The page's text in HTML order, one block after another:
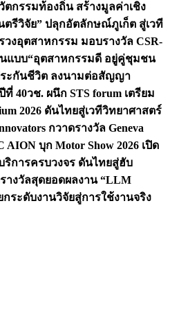
กรรมท้องถิ่น สร้างมูลค่าเชิง
ตรีวิจัย” ปลุกอัตลักษณ์ภูเก็ต สู่เวที
วงอุตสาหกรรม มอบรางวัล CSR-
นแบบ“อุตสาหกรรมดี อยู่คู่ชุมชน
ะกันชีวิต ลงนามต่อสัญญา
ที่ 40วช. ผนึก STS forum เตรียม
2026 ดันไทยสู่เวทีวิทยาศาสตร์
กวาดรางวัล Geneva
AION บุก Motor Show 2026 เปิด
ริการครบวงจร ดันไทยสู่ฮับ
างวัลสุดยอดผลงาน “LLM
ระดับงานวิจัยสู่การใช้งานจริง